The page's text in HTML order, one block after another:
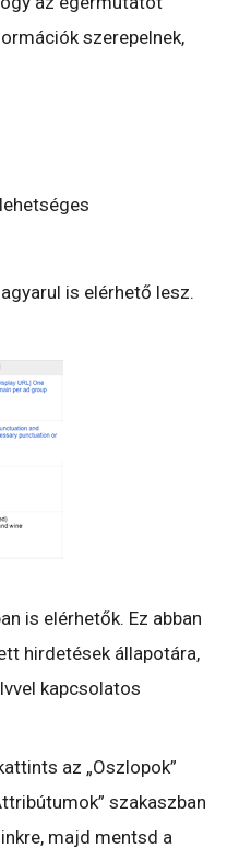
szerepelnek,
is elérhető lesz.
is elérhetők. Ez abban
hirdetések állapotára,
kapcsolatos
az „Oszlopok”
szakaszban
majd mentsd a